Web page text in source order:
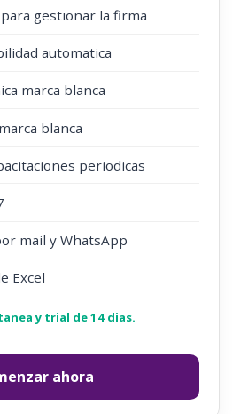
para gestionar la firma
automatica
marca blanca
blanca
periodicas
mail y WhatsApp
Excel
y trial de 14 dias.
ahora